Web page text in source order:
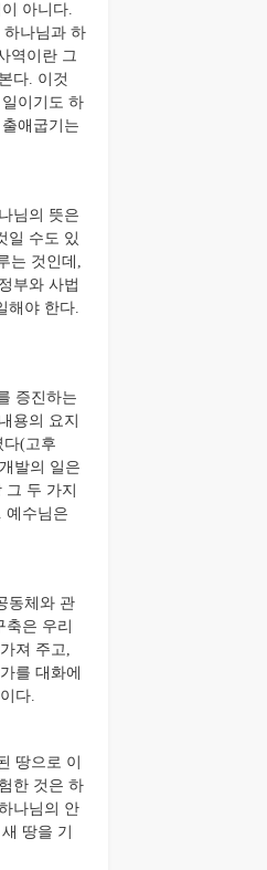
아니다.
하나님과 하
역이란 그
다. 이것
이기도 하
애굽기는
님의 뜻은
일 수도 있
는 것인데,
부와 사법
해야 한다.
증진하는
용의 요지
다(고후
발의 일은
두 가지
예수님은
동체와 관
은 우리
져 주고,
를 대화에
다.
땅으로 이
한 것은 하
나님의 안
땅을 기